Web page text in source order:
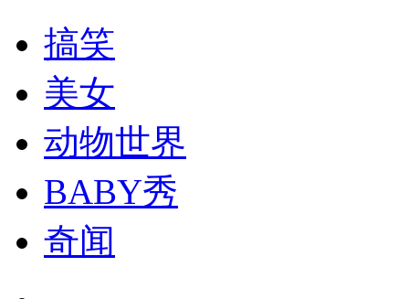
纽约上演“枕头大战”
司机酒驾遇交警 急速倒车逃窜
搞笑
美女
动物世界
BABY秀
奇闻